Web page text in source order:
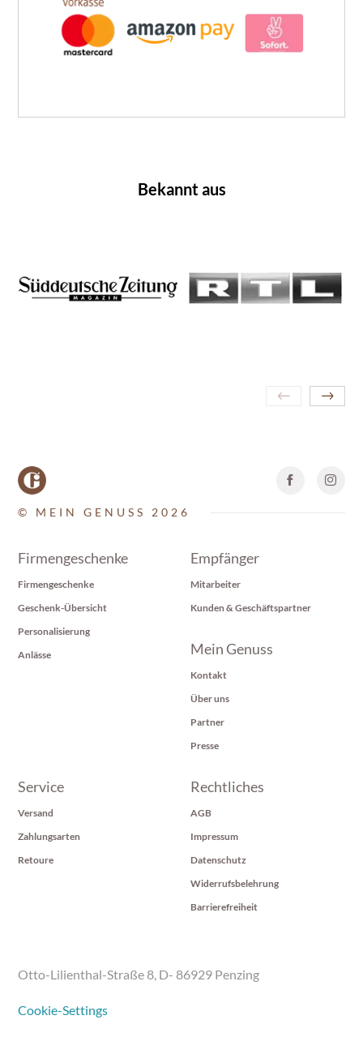
Bekannt aus
© MEIN GENUSS 2026
Firmengeschenke
Firmengeschenke
Geschenk-Übersicht
Personalisierung
Anlässe
Empfänger
Mitarbeiter
Kunden & Geschäftspartner
Mein Genuss
Kontakt
Über uns
Partner
Presse
Service
Versand
Zahlungsarten
Retoure
Rechtliches
AGB
Impressum
Datenschutz
Widerrufsbelehrung
Barrierefreiheit
Otto-Lilienthal-Straße 8, D- 86929 Penzing
Cookie-Settings